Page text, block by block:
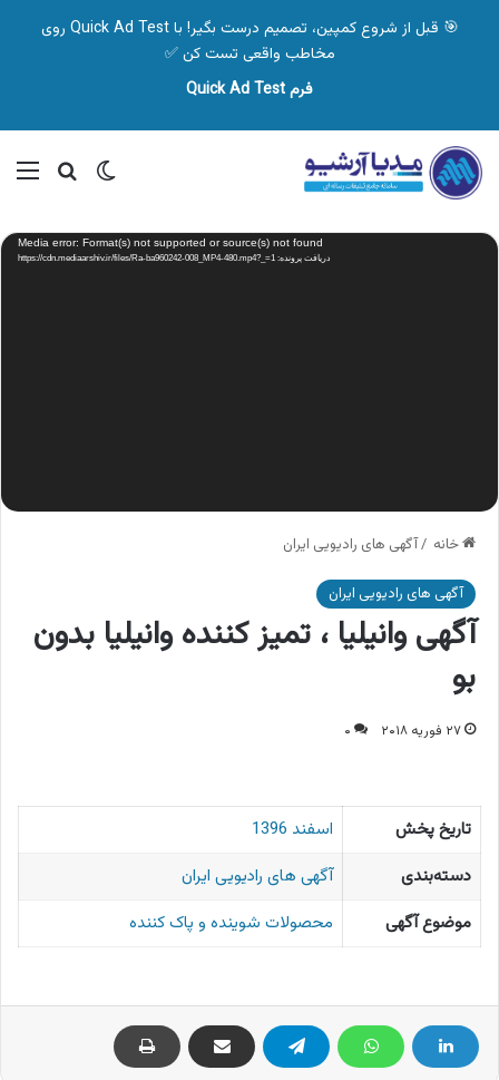
🎯 قبل از شروع کمپین، تصمیم درست بگیر! با Quick Ad Test روی
مخاطب واقعی تست کن ✅
فرم Quick Ad Test
تغییر پوسته
نمایشگر
ویدیو Media error: Format(s) not supported or source(s) not found
دریافت پرونده: https://cdn.mediaarshiv.ir/files/Ra-ba960242-008_MP4-480.mp4?_=1
خانه /آگهی های رادیویی ایران
آگهی های رادیویی ایران
آگهی وانیلیا ، تمیز کننده وانیلیا بدون
بو
۲۷ فوریه ۲۰۱۸ ۰
تاریخ پخش
اسفند 1396
دسته‌بندی
آگهی های رادیویی ایران
موضوع آگهی
محصولات شوینده و پاک کننده